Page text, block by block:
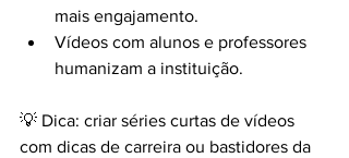
mais engajamento.
Vídeos com alunos e professores
humanizam a instituição.
💡 Dica: criar séries curtas de vídeos
com dicas de carreira ou bastidores da